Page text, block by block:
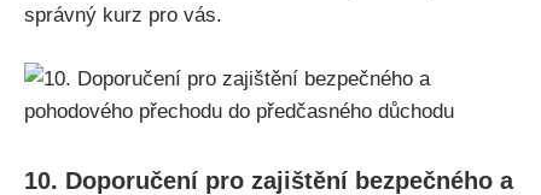
správný kurz pro vás.
10. Doporučení pro zajištění bezpečného a